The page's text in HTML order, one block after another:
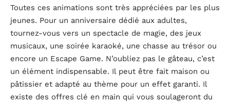
Toutes ces animations sont très appréciées par les plus
jeunes. Pour un anniversaire dédié aux adultes,
tournez-vous vers un spectacle de magie, des jeux
musicaux, une soirée karaoké, une chasse au trésor ou
encore un Escape Game. N’oubliez pas le gâteau, c’est
un élément indispensable. Il peut être fait maison ou
pâtissier et adapté au thème pour un effet garanti. Il
existe des offres clé en main qui vous soulageront du